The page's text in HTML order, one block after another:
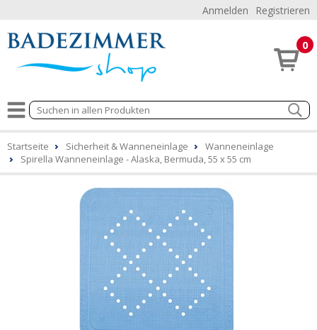
Anmelden Registrieren
0
Startseite Sicherheit & Wanneneinlage
Wanneneinlage
Spirella Wanneneinlage - Alaska, Bermuda, 55 x 55 cm